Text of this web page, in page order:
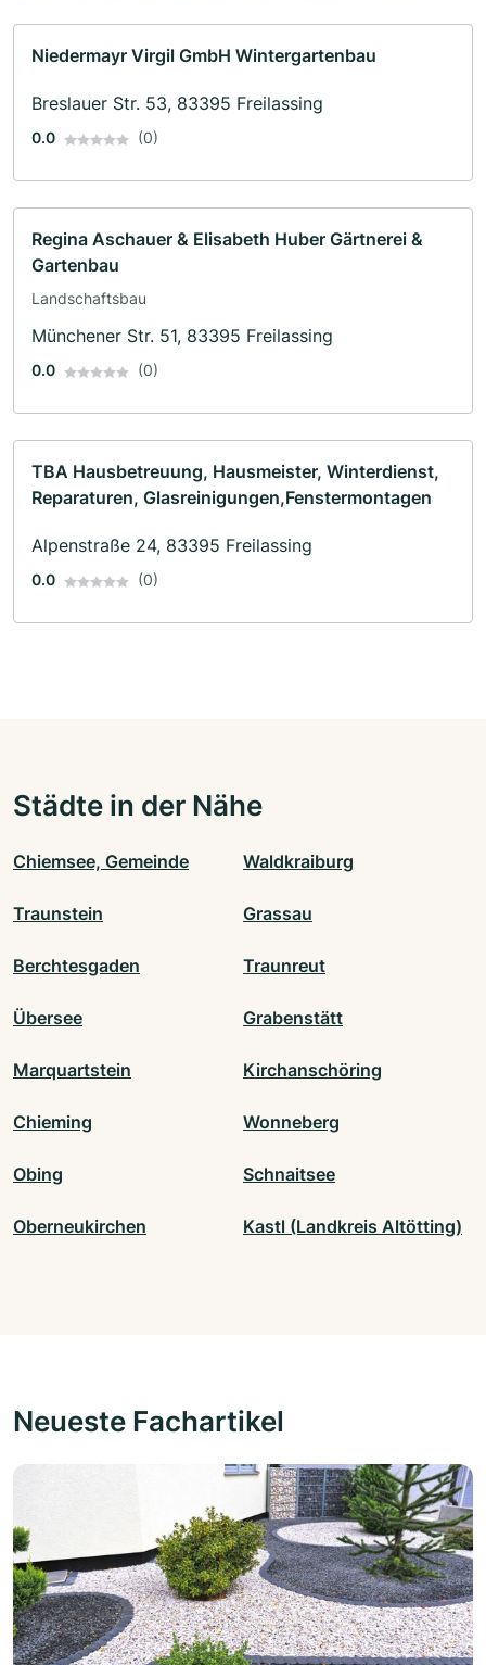
Niedermayr Virgil GmbH Wintergartenbau
Breslauer Str. 53, 83395 Freilassing
0.0 (0)
Regina Aschauer & Elisabeth Huber Gärtnerei &
Gartenbau
Landschaftsbau
Münchener Str. 51, 83395 Freilassing
0.0 (0)
TBA Hausbetreuung, Hausmeister, Winterdienst,
Reparaturen, Glasreinigungen,Fenstermontagen
Alpenstraße 24, 83395 Freilassing
0.0 (0)
Städte in der Nähe
Chiemsee, Gemeinde Waldkraiburg
Traunstein Grassau
Berchtesgaden Traunreut
Übersee Grabenstätt
Marquartstein Kirchanschöring
Chieming Wonneberg
Obing Schnaitsee
Oberneukirchen Kastl (Landkreis Altötting)
Neueste Fachartikel